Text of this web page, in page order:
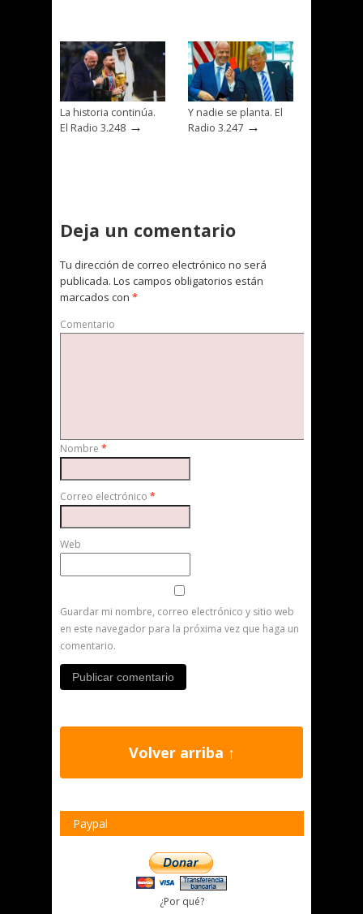
La historia continúa.
El Radio 3.248 →
Y nadie se planta. El
Radio 3.247 →
Deja un comentario
Tu dirección de correo electrónico no será
publicada. Los campos obligatorios están
marcados con *
Comentario
Nombre *
Correo electrónico *
Web
Guardar mi nombre, correo electrónico y sitio web
en este navegador para la próxima vez que haga un
comentario.
Volver arriba ↑
Paypal
¿Por qué?